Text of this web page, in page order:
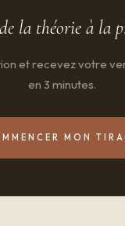
de la théorie à la
et recevez votre
en 3 minutes.
MON